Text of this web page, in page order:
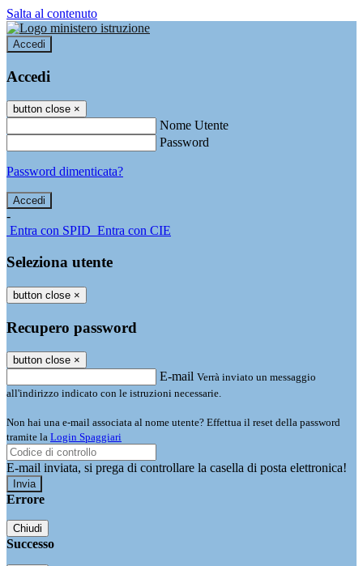
Salta al contenuto
Accedi
Accedi
button close ×
Nome Utente
Password
Password dimenticata?
-
Entra con SPID Entra con CIE
Seleziona utente
button close ×
Recupero password
button close ×
E-mail Verrà inviato un messaggio
all'indirizzo indicato con le istruzioni necessarie.
Non hai una e-mail associata al nome utente? Effettua il reset della password
tramite la Login Spaggiari
E-mail inviata, si prega di controllare la casella di posta elettronica!
Errore
Chiudi
Successo